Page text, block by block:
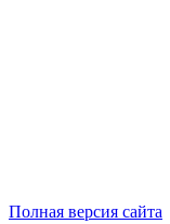
Полная версия сайта